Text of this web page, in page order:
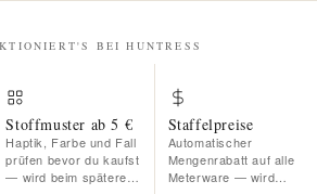
BEI HUNTRESS
Stoffmuster ab 5 €
Haptik, Farbe und Fall
prüfen bevor du kaufst
— wird beim späteren
Staffelpreise
Automatischer
Mengenrabatt auf alle
Meterware — wird